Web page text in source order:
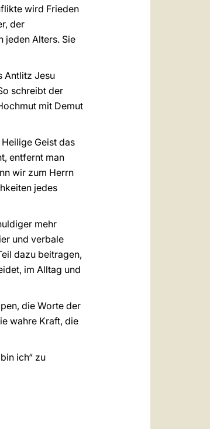
wird Frieden
der
jeden Alters. Sie
Antlitz Jesu
schreibt der
mit Demut
Geist das
entfernt man
wir zum Herrn
jedes
mehr
und verbale
dazu beitragen,
im Alltag und
die Worte der
wahre Kraft, die
ich“ zu